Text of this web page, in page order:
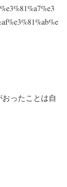
ったことは自